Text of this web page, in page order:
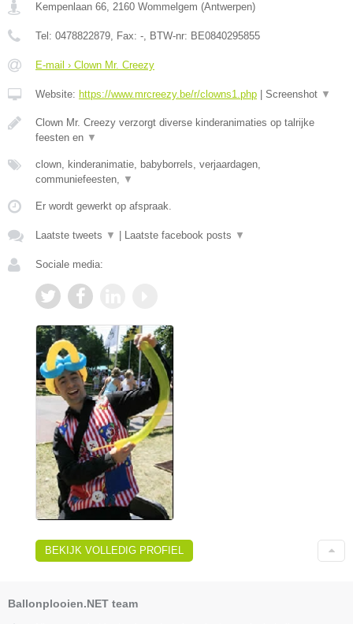
Kempenlaan 66, 2160 Wommelgem (Antwerpen)
Tel: 0478822879, Fax: -, BTW-nr: BE0840295855
E-mail › Clown Mr. Creezy
Website: https://www.mrcreezy.be/r/clowns1.php Screenshot ▼
Clown Mr. Creezy verzorgt diverse kinderanimaties op talrijke
feesten en ▼
clown, kinderanimatie, babyborrels, verjaardagen,
communiefeesten, ▼
Er wordt gewerkt op afspraak.
Laatste tweets ▼ Laatste facebook posts ▼
Sociale media:
BEKIJK VOLLEDIG PROFIEL
Ballonplooien.NET team